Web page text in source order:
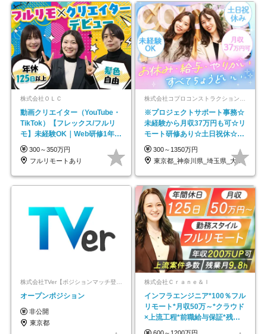
株式会社ＯＬＣ
動画クリエイター（YouTube・
TikTok）【フレックス/フルリ
モ】未経験OK｜Web研修1年間
｜副業OK
300～350万円
フルリモートあり
※プロジェクトサポート事務☆
未経験から月収37万円も可☆リ
モート研修あり☆土日祝休☆20
代～30代活躍/b
300～1350万円
東京都_神奈川県_埼玉県_大阪府_愛知県…
株式会社TVer【ポジションマッチ登録】
オープンポジション
非公開
東京都
株式会社Ｃｒａｎｅ＆Ｉ
インフラエンジニア*100％フル
リモート*月収50万～*クラウド
×上流工程*前職給与保証*残業
月9.8h